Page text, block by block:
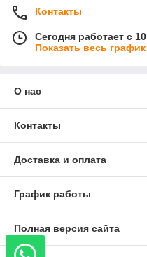
Контакты
Сегодня работает с
Показать весь
О нас
Контакты
Доставка и оплата
График работы
Полная версия сайта